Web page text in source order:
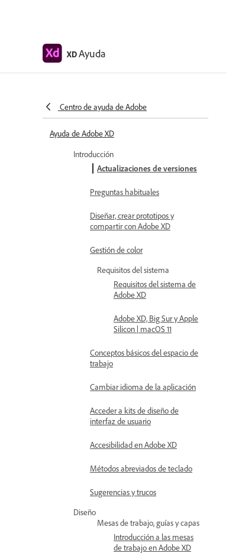
XDAyuda
Centro de ayuda de Adobe
Ayuda de Adobe XD
Introducción
Actualizaciones de versiones
Preguntas habituales
Diseñar, crear prototipos y
compartir con Adobe XD
Gestión de color
Requisitos del sistema
Requisitos del sistema de
Adobe XD
Adobe XD, Big Sur y Apple
Silicon | macOS 11
Conceptos básicos del espacio de
trabajo
Cambiar idioma de la aplicación
Acceder a kits de diseño de
interfaz de usuario
Accesibilidad en Adobe XD
Métodos abreviados de teclado
Sugerencias y trucos
Diseño
Mesas de trabajo, guías y capas
Introducción a las mesas
de trabajo en Adobe XD